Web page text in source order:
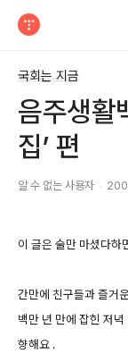
국회는 지금
음주생활
집’ 편
알 수 없는 사용자
이 글은 술만 마셨다하
간만에 친구들과 즐거
백만 년 만에 잡힌 저
향해요 .